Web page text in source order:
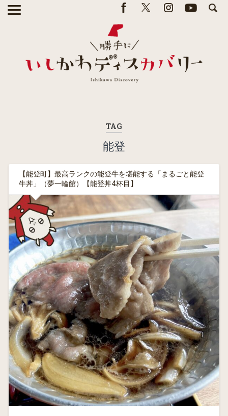
TAG
能登
【能登町】最高ランクの能登牛を堪能する「まるごと能登
牛丼」（夢一輪館）【能登丼4杯目】